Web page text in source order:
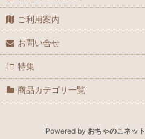
ご利用案内
お問い合せ
特集
商品カテゴリ一覧
Powered by おちゃのこネット